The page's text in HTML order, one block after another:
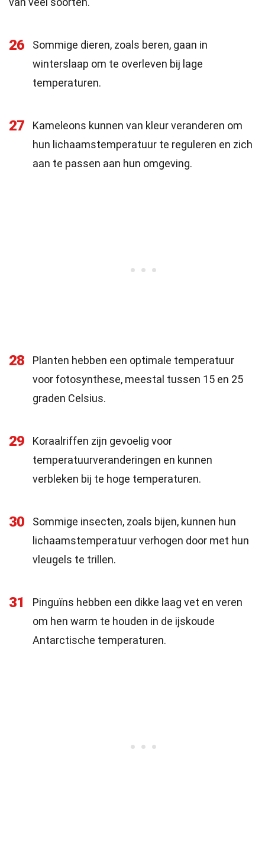
26
Sommige dieren, zoals beren, gaan in
winterslaap om te overleven bij lage
temperaturen.
27
Kameleons kunnen van kleur veranderen om
hun lichaamstemperatuur te reguleren en zich
aan te passen aan hun omgeving.
28
Planten hebben een optimale temperatuur
voor fotosynthese, meestal tussen 15 en 25
graden Celsius.
29
Koraalriffen zijn gevoelig voor
temperatuurveranderingen en kunnen
verbleken bij te hoge temperaturen.
30
Sommige insecten, zoals bijen, kunnen hun
lichaamstemperatuur verhogen door met hun
vleugels te trillen.
31
Pinguïns hebben een dikke laag vet en veren
om hen warm te houden in de ijskoude
Antarctische temperaturen.